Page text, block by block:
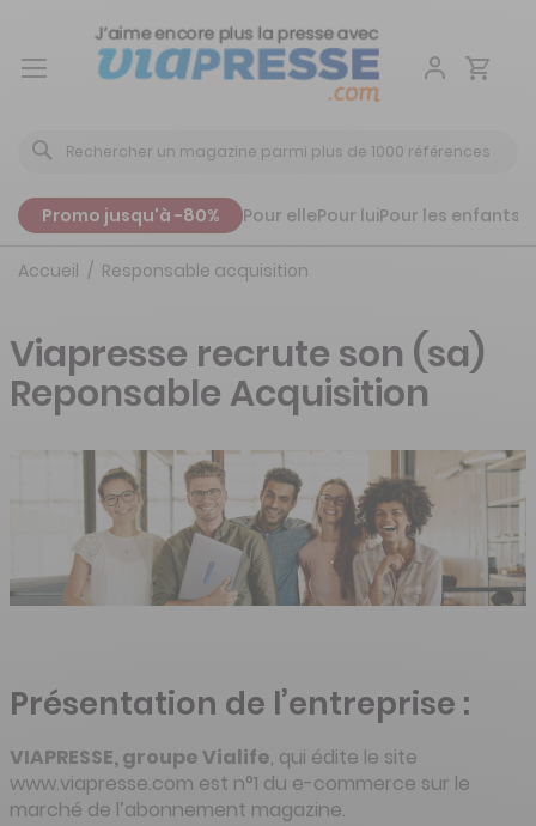
Aller
Promo jusqu'à -80% Pour ellePour luiPour les enfants
Accueil Responsable acquisition
Viapresse recrute son (sa)
Reponsable Acquisition
Présentation de l’entreprise :
VIAPRESSE, groupe Vialife, qui édite le site
www.viapresse.com est n°1 du e-commerce sur le
marché de l’abonnement magazine.